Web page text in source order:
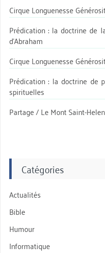
Cirque Longuenesse
Prédication : la doctrine de
d’Abraham
Cirque Longuenesse
Prédication : la doctrine de
spirituelles
Partage / Le Mont Saint-
Catégories
Actualités
Bible
Humour
Informatique